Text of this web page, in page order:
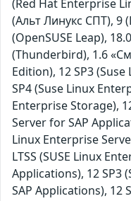
(Red Hat Enterprise
(Альт Линукс СПТ), 9
(OpenSUSE Leap),
(Thunderbird), 1.6
Edition), 12 SP3
SP4 (Suse Linux
Enterprise Storage),
Server for SAP
Linux Enterprise
LTSS (SUSE Linux
Applications), 12 SP3
SAP Applications), 12